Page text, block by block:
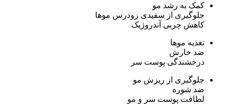
کمک به رشد مو
جلوگیری از سفیدی زودرس موها
کاهش چربی آندروژیک
تغذیه موها
ضد خارش
درخشندگی پوست سر
جلوگیری از ریزش مو
ضد شوره
لطافت پوست سر و مو